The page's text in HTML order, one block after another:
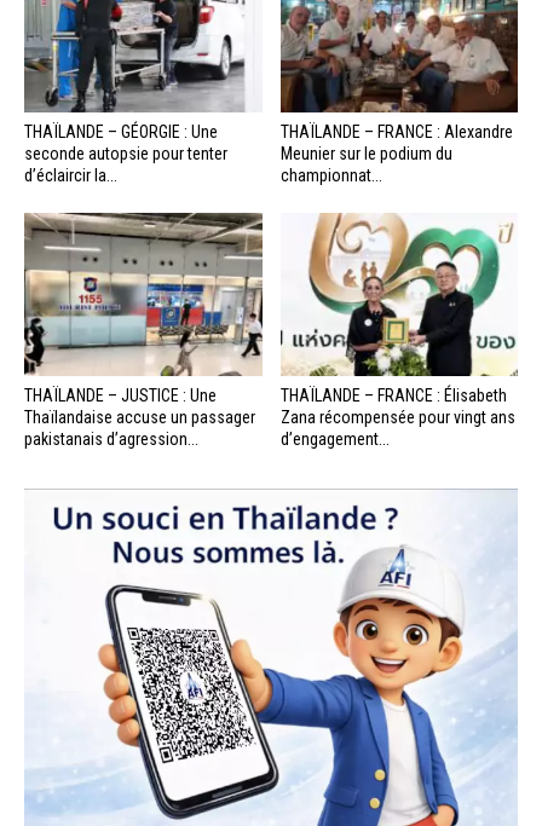
THAÏLANDE – GÉORGIE : Une
seconde autopsie pour tenter
d’éclaircir la...
THAÏLANDE – FRANCE : Alexandre
Meunier sur le podium du
championnat...
THAÏLANDE – JUSTICE : Une
Thaïlandaise accuse un passager
pakistanais d’agression...
THAÏLANDE – FRANCE : Élisabeth
Zana récompensée pour vingt ans
d’engagement...